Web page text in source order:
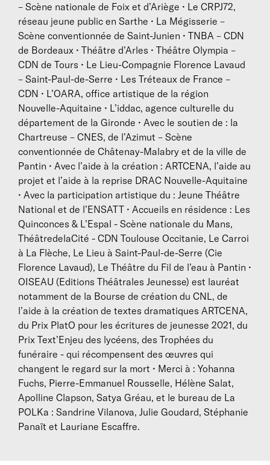
Elle crée des formes théâtrales entre 2018 et 2021
pour témoigner de la nature et de la vitalité de cette
expérience. Ces formes parfois radicalement
différentes portent un titre commun : Esprits. Une
équipe artistique se soude, qui confirme une façon
d’être au plateau avec ses chers disparus et engage
de longues discussions avec le public lors d’une série
de représentations en 2022. Dans ces périodes
fondatrices s’affirme l’identité artistique de la
compagnie.
En parallèle et en écho, elle écrit Oiseau, un texte à
lire à partir de 9 ans, qui aborde les relations entre
vivants et morts en se plaçant des deux points de
vue. Elle met en scène Oiseau au ThéâtredelaCité–
CDN de Toulouse Occitanie en 2023 avant une
longue tournée. Esprits dans sa nouvelle version et
Oiseau, lauréats notamment de la Bourse de création
du CNL, de l'Aide à la création de textes dramatiques
ARTCENA ou du Prix PlatO 2021 pour les écritures de
jeunesse, forment un diptyque qui s’adresse à toutes
les générations.
Sur une proposition de Catherine Dan, directrice
sortante de la Chartreuse–Centre national des
écritures du spectacle, un lieu qui l’a accompagnée
toute la durée de sa recherche, Anna Nozière a été
nommée Chevalier de l’Ordre des Arts et Lettres en
2021.
Également scénariste diplômée de la FEMIS, elle a
– Scène nationale de Foix et d’Ariège • Le CRPJ72,
réseau jeune public en Sarthe • La Mégisserie –
Scène conventionnée de Saint-Junien • TNBA – CDN
de Bordeaux • Théâtre d’Arles • Théâtre Olympia –
CDN de Tours • Le Lieu-Compagnie Florence Lavaud
– Saint-Paul-de-Serre • Les Tréteaux de France –
CDN • L’OARA, office artistique de la région
Nouvelle-Aquitaine • L’iddac, agence culturelle du
département de la Gironde • Avec le soutien de : la
Chartreuse – CNES, de l’Azimut – Scène
conventionnée de Châtenay-Malabry et de la ville de
Pantin • Avec l’aide à la création : ARTCENA, l’aide au
projet et l’aide à la reprise DRAC Nouvelle-Aquitaine
• Avec la participation artistique du : Jeune Théâtre
National et de l’ENSATT • Accueils en résidence : Les
Quinconces & L’Espal - Scène nationale du Mans,
ThéâtredelaCité - CDN Toulouse Occitanie, Le Carroi
à La Flèche, Le Lieu à Saint-Paul-de-Serre (Cie
Florence Lavaud), Le Théâtre du Fil de l’eau à Pantin •
OISEAU (Editions Théâtrales Jeunesse) est lauréat
notamment de la Bourse de création du CNL, de
l’aide à la création de textes dramatiques ARTCENA,
du Prix PlatO pour les écritures de jeunesse 2021, du
Prix Text’Enjeu des lycéens, des Trophées du
funéraire - qui récompensent des œuvres qui
changent le regard sur la mort • Merci à : Yohanna
Fuchs, Pierre-Emmanuel Rousselle, Hélène Salat,
Apolline Clapson, Satya Gréau, et le bureau de La
POLKa : Sandrine Vilanova, Julie Goudard, Stéphanie
Panaït et Lauriane Escaffre.